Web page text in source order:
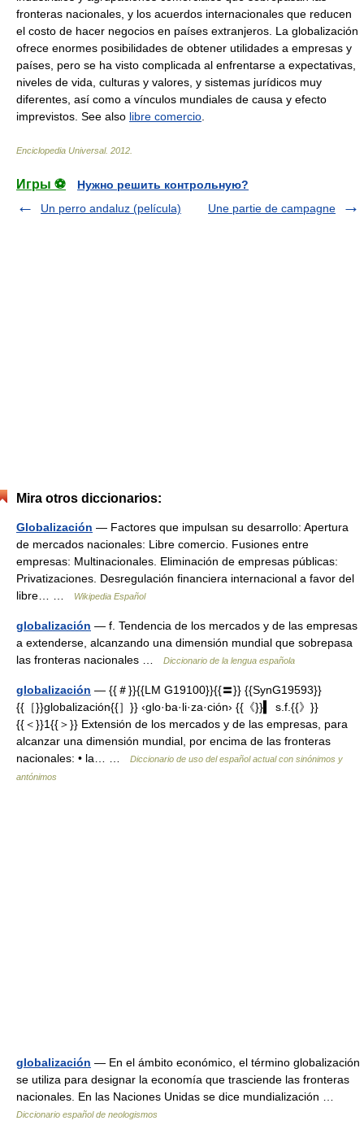
fronteras nacionales, y los acuerdos internacionales que reducen
el costo de hacer negocios en países extranjeros. La globalización
ofrece enormes posibilidades de obtener utilidades a empresas y
países, pero se ha visto complicada al enfrentarse a expectativas,
niveles de vida, culturas y valores, y sistemas jurídicos muy
diferentes, así como a vínculos mundiales de causa y efecto
imprevistos. See also libre comercio
Enciclopedia Universal. 2012
Игры ⚽
Нужно решить контрольную?
Un perro andaluz (película)
Une partie de campagne
Mira otros diccionarios:
Globalización — Factores que impulsan su desarrollo: Apertura
de mercados nacionales: Libre comercio. Fusiones entre
empresas: Multinacionales. Eliminación de empresas públicas:
Privatizaciones. Desregulación financiera internacional a favor del
libre… …
Wikipedia Español
globalización — f. Tendencia de los mercados y de las empresas
a extenderse, alcanzando una dimensión mundial que sobrepasa
las fronteras nacionales …
Diccionario de la lengua española
globalización — {{＃}}{{LM G19100}}{{〓}} {{SynG19593}}
{{［}}globalización{{］}} ‹glo·ba·li·za·ción› {{《}}▍ s.f.{{》}}
{{＜}}1{{＞}} Extensión de los mercados y de las empresas, para
alcanzar una dimensión mundial, por encima de las fronteras
nacionales: • la… …
Diccionario de uso del español actual con sinónimos y
antónimos
globalización — En el ámbito económico, el término globalización
se utiliza para designar la economía que trasciende las fronteras
nacionales. En las Naciones Unidas se dice mundialización …
Diccionario español de neologismos